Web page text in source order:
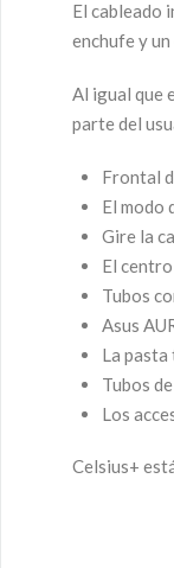
El cableado
enchufe y
Al igual que
parte del
Frontal
El modo
Gire la
El
Tubos
Asus
La
Tubos
Los
Celsius+